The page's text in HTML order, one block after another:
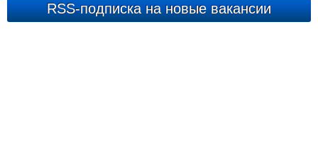
RSS-подписка на новые вакансии